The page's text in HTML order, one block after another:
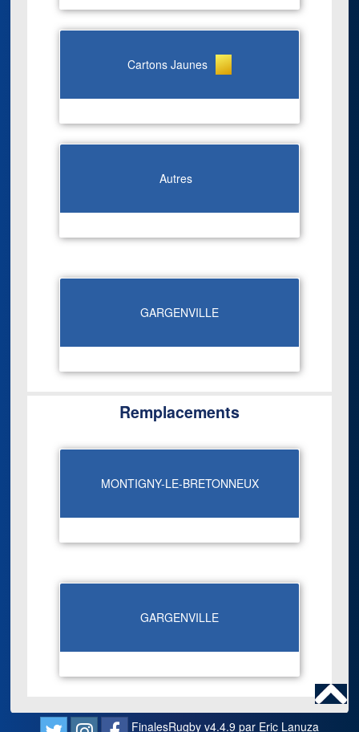
Cartons Jaunes
Autres
GARGENVILLE
Remplacements
MONTIGNY-LE-BRETONNEUX
GARGENVILLE
FinalesRugby v4.4.9 par Eric Lanuza